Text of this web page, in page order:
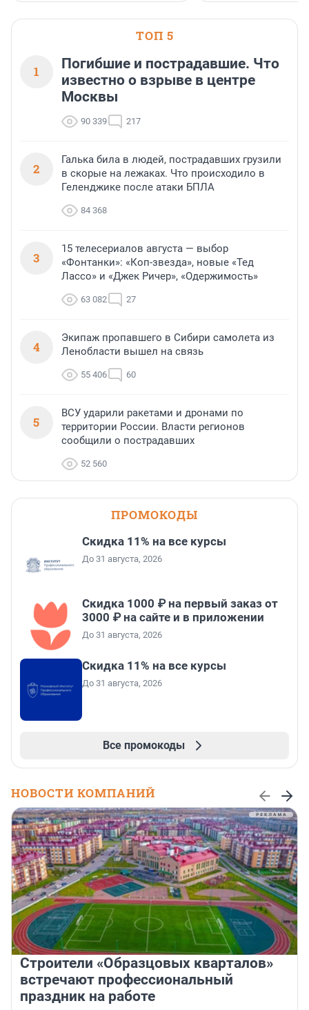
посетителям
необычной фотозоне.
ТОП 5
1
Погибшие и пострадавшие. Что
известно о взрыве в центре
Москвы
90 339 217
2
Галька била в людей, пострадавших грузили
в скорые на лежаках. Что происходило в
Геленджике после атаки БПЛА
84 368
3
15 телесериалов августа — выбор
«Фонтанки»: «Коп-звезда», новые «Тед
Лассо» и «Джек Ричер», «Одержимость»
63 082 27
4
Экипаж пропавшего в Сибири самолета из
Ленобласти вышел на связь
55 406 60
5
ВСУ ударили ракетами и дронами по
территории России. Власти регионов
сообщили о пострадавших
52 560
ПРОМОКОДЫ
Скидка 11% на все курсы
До 31 августа, 2026
Скидка 1000 ₽ на первый заказ от
3000 ₽ на сайте и в приложении
До 31 августа, 2026
Скидка 11% на все курсы
До 31 августа, 2026
Все промокоды
НОВОСТИ КОМПАНИЙ
Строители «Образцовых кварталов»
встречают профессиональный
праздник на работе